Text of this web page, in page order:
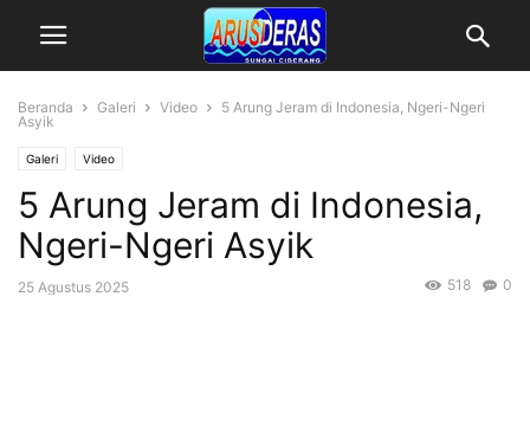
Beranda Galeri Video
5 Arung Jeram di Indonesia, Ngeri-Ngeri
Asyik
Galeri Video
5 Arung Jeram di Indonesia,
Ngeri-Ngeri Asyik
25 Agustus 2025 0
518